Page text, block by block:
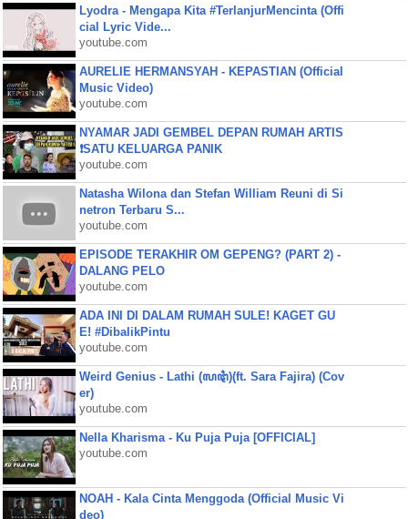
Lyodra - Mengapa Kita #TerlanjurMencinta (Offi
cial Lyric Vide...
youtube.com
AURELIE HERMANSYAH - KEPASTIAN (Official
Music Video)
youtube.com
NYAMAR JADI GEMBEL DEPAN RUMAH ARTIS
❗SATU KELUARGA PANIK
youtube.com
Natasha Wilona dan Stefan William Reuni di Si
netron Terbaru S...
youtube.com
EPISODE TERAKHIR OM GEPENG? (PART 2) -
DALANG PELO
youtube.com
ADA INI DI DALAM RUMAH SULE! KAGET GU
E! #DibalikPintu
youtube.com
Weird Genius - Lathi (ꦭꦛꦶ)(ft. Sara Fajira) (Cov
er)
youtube.com
Nella Kharisma - Ku Puja Puja [OFFICIAL]
youtube.com
NOAH - Kala Cinta Menggoda (Official Music Vi
deo)